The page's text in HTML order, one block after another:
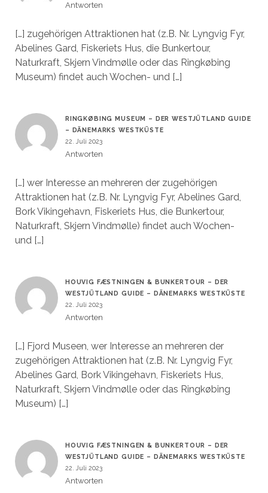
Antworten
[…] zugehörigen Attraktionen hat (z.B. Nr. Lyngvig Fyr,
Abelines Gard, Fiskeriets Hus, die Bunkertour,
Naturkraft, Skjern Vindmølle oder das Ringkøbing
Museum) findet auch Wochen- und […]
RINGKØBING MUSEUM – DER WESTJÜTLAND GUIDE
– DÄNEMARKS WESTKÜSTE
22. Juli 2023
Antworten
[…] wer Interesse an mehreren der zugehörigen
Attraktionen hat (z.B. Nr. Lyngvig Fyr, Abelines Gard,
Bork Vikingehavn, Fiskeriets Hus, die Bunkertour,
Naturkraft, Skjern Vindmølle) findet auch Wochen-
und […]
HOUVIG FÆSTNINGEN & BUNKERTOUR – DER
WESTJÜTLAND GUIDE – DÄNEMARKS WESTKÜSTE
22. Juli 2023
Antworten
[…] Fjord Museen, wer Interesse an mehreren der
zugehörigen Attraktionen hat (z.B. Nr. Lyngvig Fyr,
Abelines Gard, Bork Vikingehavn, Fiskeriets Hus,
Naturkraft, Skjern Vindmølle oder das Ringkøbing
Museum) […]
HOUVIG FÆSTNINGEN & BUNKERTOUR – DER
WESTJÜTLAND GUIDE – DÄNEMARKS WESTKÜSTE
22. Juli 2023
Antworten